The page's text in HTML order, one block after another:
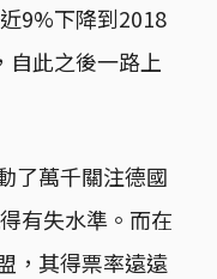
9%下降到2018
自此之後一路上
了萬千關注德國
有失水準。而在
，其得票率遠遠